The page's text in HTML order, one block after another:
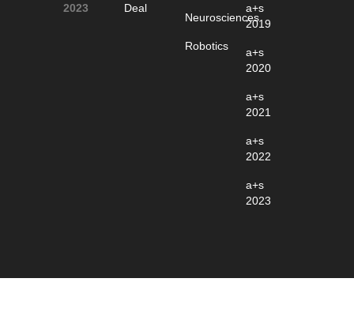
2023
Deal
Neurosciences
Robotics
a+s
2019
a+s
2020
a+s
2021
a+s
2022
a+s
2023